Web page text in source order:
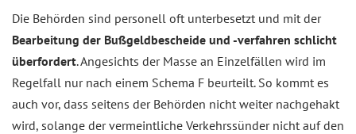
Die Behörden sind personell oft unterbesetzt und mit der
Bearbeitung der Bußgeldbescheide und -verfahren schlicht
überfordert. Angesichts der Masse an Einzelfällen wird im
Regelfall nur nach einem Schema F beurteilt. So kommt es
auch vor, dass seitens der Behörden nicht weiter nachgehakt
wird, solange der vermeintliche Verkehrssünder nicht auf den